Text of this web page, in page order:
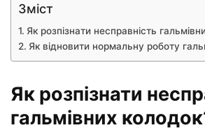
Зміст
Як розпізнати несправність
Як відновити нормальну роботу
Як розпізнати
гальмівних